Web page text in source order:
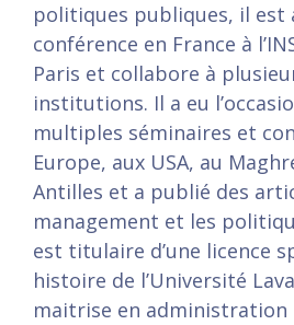
politiques publiques, il est
conférence en France à
Paris et collabore à
institutions. Il a eu
multiples séminaires et
Europe, aux USA, au
Antilles et a publié des
management et les
est titulaire d’une licence
histoire de l’Université
maitrise en administration